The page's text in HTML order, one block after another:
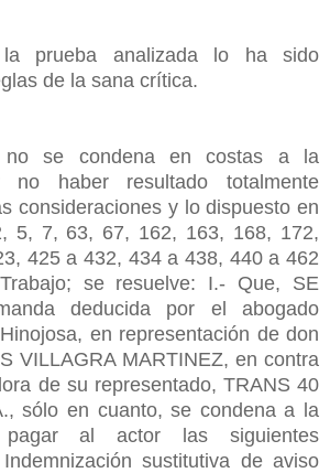
la prueba analizada lo ha sido
de la sana crítica.
no se condena en costas a la
no haber resultado totalmente
consideraciones y lo dispuesto en
5, 7, 63, 67, 162, 163, 168, 172,
425 a 432, 434 a 438, 440 a 462
se resuelve: I.- Que, SE
deducida por el abogado
en representación de don
VILLAGRA MARTINEZ, en contra
de su representado, TRANS 40
sólo en cuanto, se condena a la
pagar al actor las siguientes
sustitutiva de aviso